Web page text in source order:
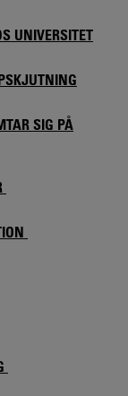
UNIVERSITET
SIG PÅ